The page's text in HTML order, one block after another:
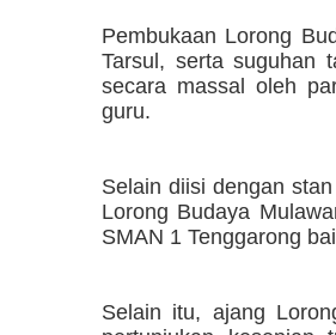
Pembukaan Lorong
Tarsul, serta suguhan
secara massal oleh
guru.
Selain diisi dengan
Lorong Budaya
SMAN 1 Tenggarong
Selain itu, ajang